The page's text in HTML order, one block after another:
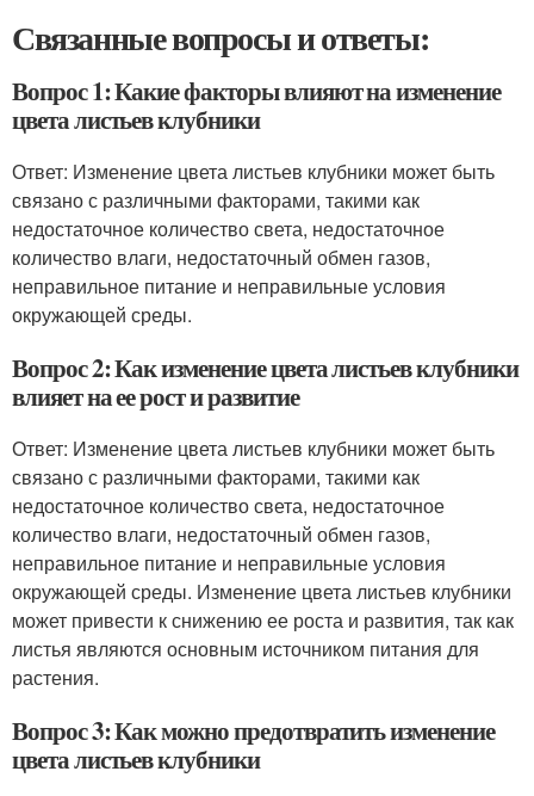
Связанные вопросы и ответы:
Вопрос 1: Какие факторы влияют на изменение
цвета листьев клубники
Ответ: Изменение цвета листьев клубники может быть
связано с различными факторами, такими как
недостаточное количество света, недостаточное
количество влаги, недостаточный обмен газов,
неправильное питание и неправильные условия
окружающей среды.
Вопрос 2: Как изменение цвета листьев клубники
влияет на ее рост и развитие
Ответ: Изменение цвета листьев клубники может быть
связано с различными факторами, такими как
недостаточное количество света, недостаточное
количество влаги, недостаточный обмен газов,
неправильное питание и неправильные условия
окружающей среды. Изменение цвета листьев клубники
может привести к снижению ее роста и развития, так как
листья являются основным источником питания для
растения.
Вопрос 3: Как можно предотвратить изменение
цвета листьев клубники